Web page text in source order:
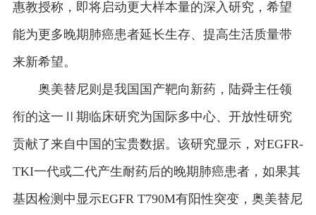
惠教授称，即将启动更大样本量的深入研究，希望
能为更多晚期肺癌患者延长生存、提高生活质量带
来新希望。
奥美替尼则是我国国产靶向新药，陆舜主任领
衔的这一Ⅱ期临床研究为国际多中心、开放性研究
贡献了来自中国的宝贵数据。该研究显示，对EGFR-
TKI一代或二代产生耐药后的晚期肺癌患者，如果其
基因检测中显示EGFR T790M有阳性突变，奥美替尼